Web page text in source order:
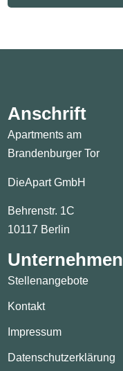
Anschrift
Apartments am
Brandenburger Tor
DieApart GmbH
Behrenstr. 1C
10117 Berlin
Unternehmen
Stellenangebote
Kontakt
Impressum
Datenschutzerklärung